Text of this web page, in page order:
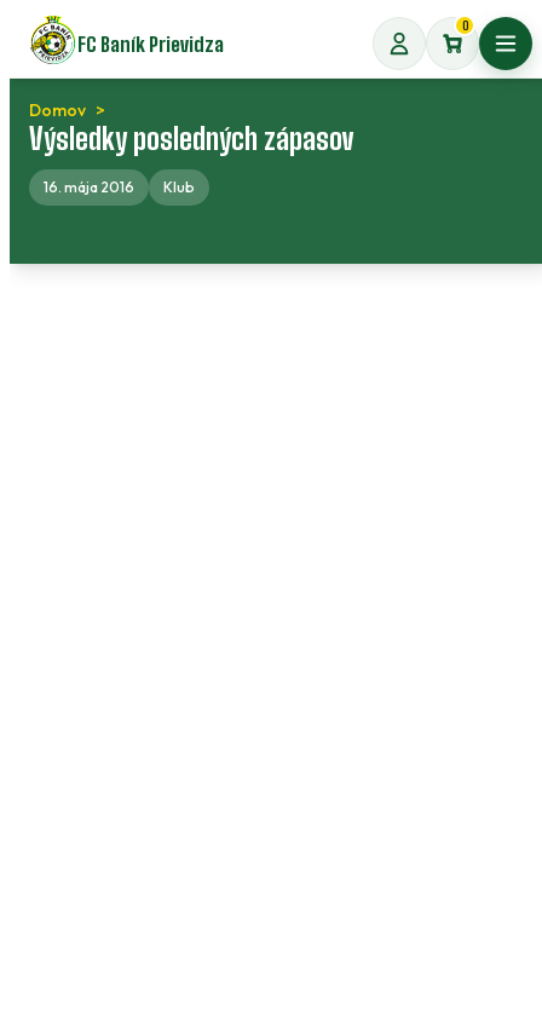
Preskočiť
na
obsah
FC Baník Prievidza
0
Domov
Výsledky posledných zápasov
16. mája 2016 Klub